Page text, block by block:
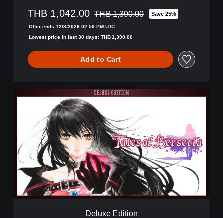
THB 1,042.00 Discounted from original price of THB
THB 1,390.00 Save 25%
Offer ends 12/8/2026 02:59 PM UTC
Lowest price in last 30 days: THB 1,390.00
Add to Cart
E
o
Deluxe Edition